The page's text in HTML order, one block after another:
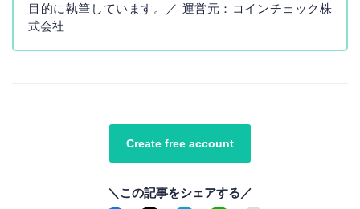
目的に執筆しています。／ 運営元：コインチェック株
式会社
Create free account
＼この記事をシェアする／